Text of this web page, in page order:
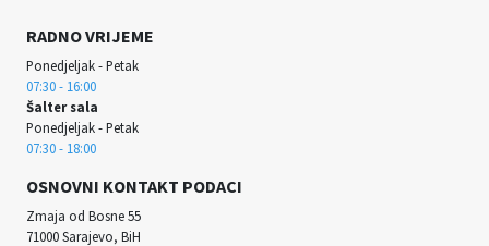
RADNO VRIJEME
Ponedjeljak - Petak
07:30 - 16:00
Šalter sala
Ponedjeljak - Petak
07:30 - 18:00
OSNOVNI KONTAKT PODACI
Zmaja od Bosne 55
71000 Sarajevo, BiH